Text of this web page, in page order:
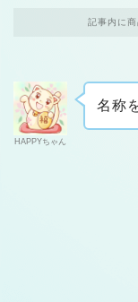
記事内に
HAPPYちゃん
名称